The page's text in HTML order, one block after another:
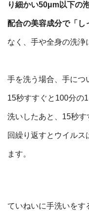
り細かい50μm以下の
配合の美容成分で「し
なく、手や全身の洗浄
手を洗う場合、手につ
15秒すすぐと100分の
洗いしたあと、15秒
回繰り返すとウイル
ます。
ていねいに手洗いをす